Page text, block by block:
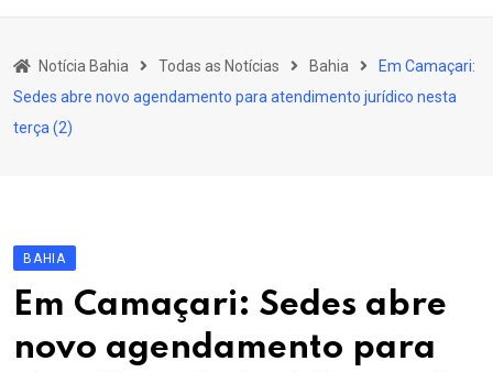
Educação
Política
Notícia Bahia Todas as Notícias Bahia
Em Camaçari:
Sedes abre novo agendamento para atendimento jurídico nesta
terça (2)
BAHIA
Em Camaçari: Sedes abre
novo agendamento para